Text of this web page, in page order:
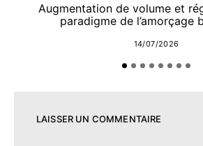
Augmentation de volume et
paradigme de l’amorçage
14/07/2026
LAISSER UN COMMENTAIRE